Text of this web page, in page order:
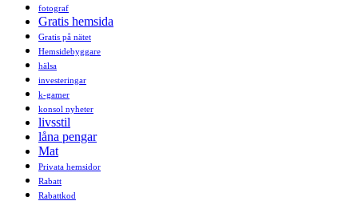
fotograf
Gratis hemsida
Gratis på nätet
Hemsidebyggare
hälsa
investeringar
k-gamer
konsol nyheter
livsstil
låna pengar
Mat
Privata hemsidor
Rabatt
Rabattkod